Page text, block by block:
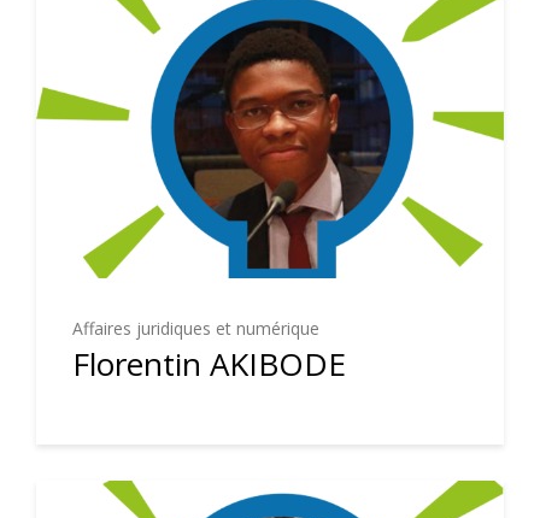
Affaires juridiques et numérique
Florentin AKIBODE